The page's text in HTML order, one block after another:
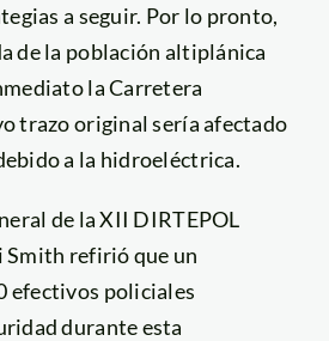
a seguir. Por lo pronto,
de la población altiplánica
la Carretera
trazo original sería afectado
a la hidroeléctrica.
de la XII DIRTEPOL
refirió que un
efectivos policiales
durante esta